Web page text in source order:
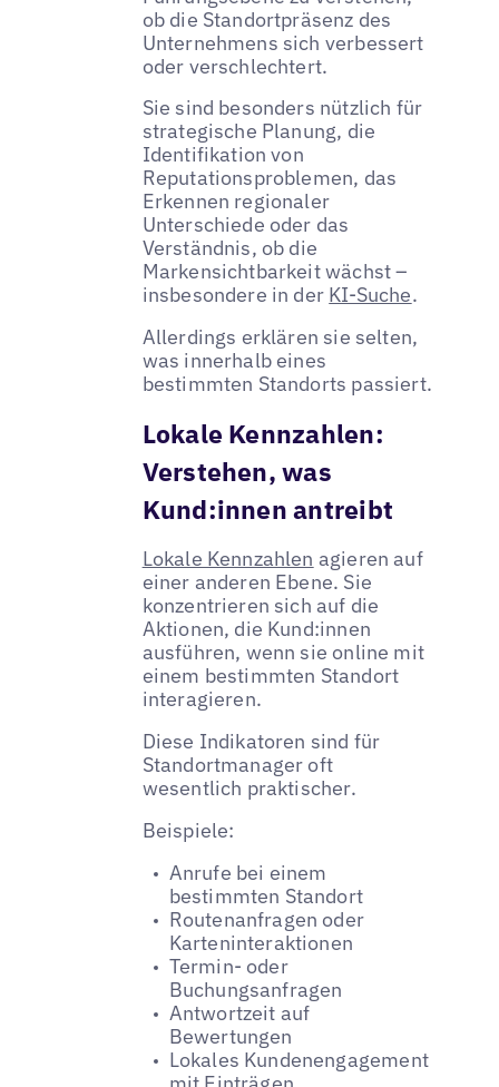
ob die Standortpräsenz des
Unternehmens sich verbessert
oder verschlechtert.
Sie sind besonders nützlich für
strategische Planung, die
Identifikation von
Reputationsproblemen, das
Erkennen regionaler
Unterschiede oder das
Verständnis, ob die
Markensichtbarkeit wächst –
insbesondere in der KI-Suche.
Allerdings erklären sie selten,
was innerhalb eines
bestimmten Standorts passiert.
Lokale Kennzahlen:
Verstehen, was
Kund:innen antreibt
Lokale Kennzahlen agieren auf
einer anderen Ebene. Sie
konzentrieren sich auf die
Aktionen, die Kund:innen
ausführen, wenn sie online mit
einem bestimmten Standort
interagieren.
Diese Indikatoren sind für
Standortmanager oft
wesentlich praktischer.
Beispiele:
Anrufe bei einem
bestimmten Standort
Routenanfragen oder
Karteninteraktionen
Termin- oder
Buchungsanfragen
Antwortzeit auf
Bewertungen
Lokales Kundenengagement